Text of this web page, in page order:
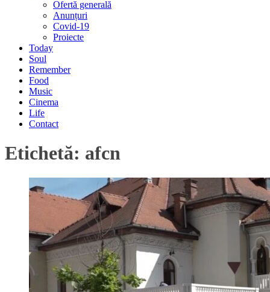
Ofertă generală
Anunțuri
Covid-19
Proiecte
Today
Soul
Remember
Food
Music
Cinema
Life
Contact
Etichetă: afcn